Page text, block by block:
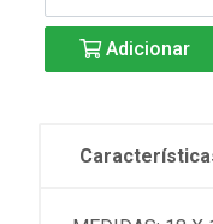
Adicionar